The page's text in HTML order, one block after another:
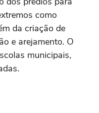
como
da criação de
e arejamento. O
municipais,